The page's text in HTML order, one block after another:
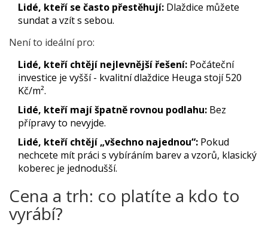
Lidé, kteří se často přestěhují: Dlaždice můžete
sundat a vzít s sebou.
Není to ideální pro:
Lidé, kteří chtějí nejlevnější řešení: Počáteční
investice je vyšší - kvalitní dlaždice Heuga stojí 520
Kč/m².
Lidé, kteří mají špatně rovnou podlahu: Bez
přípravy to nevyjde.
Lidé, kteří chtějí „všechno najednou“: Pokud
nechcete mít práci s vybíráním barev a vzorů, klasický
koberec je jednodušší.
Cena a trh: co platíte a kdo to
vyrábí?